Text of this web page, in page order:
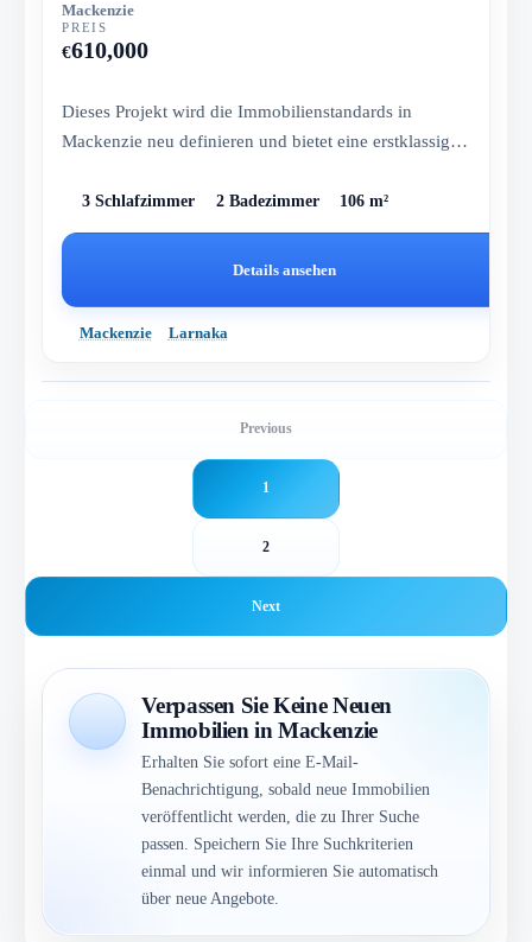
Mackenzie
PREIS
€610,000
Dieses Projekt wird die Immobilienstandards in
Mackenzie neu definieren und bietet eine erstklassige
3 Schlafzimmer 2 Badezimmer 106 m²
Details ansehen
Mackenzie Larnaka
Previous
1
2
Next
Verpassen Sie Keine Neuen
Immobilien in Mackenzie
Erhalten Sie sofort eine E-Mail-
Benachrichtigung, sobald neue Immobilien
veröffentlicht werden, die zu Ihrer Suche
passen. Speichern Sie Ihre Suchkriterien
einmal und wir informieren Sie automatisch
über neue Angebote.